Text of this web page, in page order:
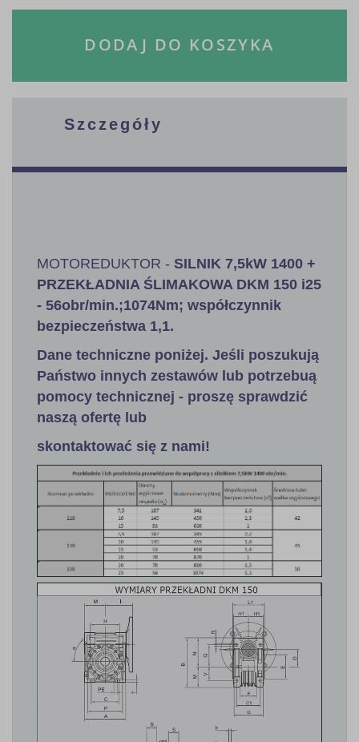
DODAJ DO KOSZYKA
Szczegóły
MOTOREDUKTOR - SILNIK 7,5kW 1400 +
PRZEKŁADNIA ŚLIMAKOWA DKM 150 i25
- 56obr/min.;1074Nm; współczynnik
bezpieczeństwa 1,1.
Dane techniczne poniżej. Jeśli poszukują
Państwo innych zestawów lub potrzebuą
pomocy technicznej - proszę sprawdzić
naszą ofertę lub
skontaktować się z nami!